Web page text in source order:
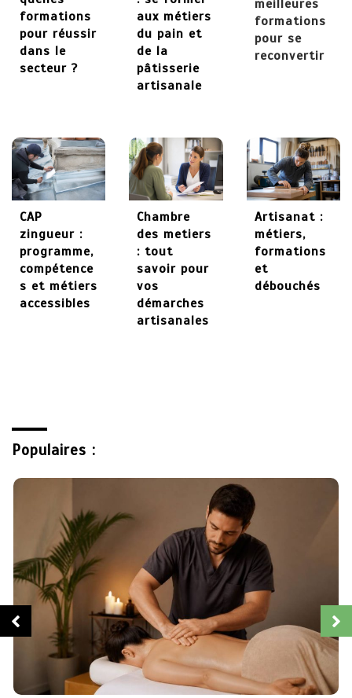
27 mai 2026
formations
pour réussir
dans le
secteur ?
aux métiers
du pain et
de la
pâtisserie
artisanale
meilleures
formations
pour se
reconvertir
CAP
zingueur :
programme,
compétence
s et métiers
accessibles
Chambre
des metiers
: tout
savoir pour
vos
démarches
artisanales
Artisanat :
métiers,
formations
et
débouchés
Populaires :